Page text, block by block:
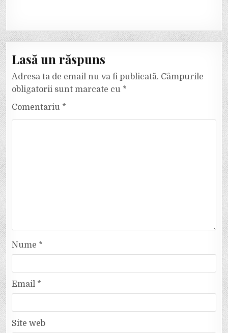
Lasă un răspuns
Adresa ta de email nu va fi publicată. Câmpurile
obligatorii sunt marcate cu *
Comentariu *
Nume *
Email *
Site web